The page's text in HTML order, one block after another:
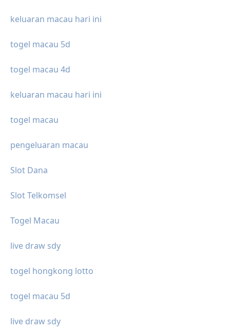
keluaran macau hari ini
togel macau 5d
togel macau 4d
keluaran macau hari ini
togel macau
pengeluaran macau
Slot Dana
Slot Telkomsel
Togel Macau
live draw sdy
togel hongkong lotto
togel macau 5d
live draw sdy